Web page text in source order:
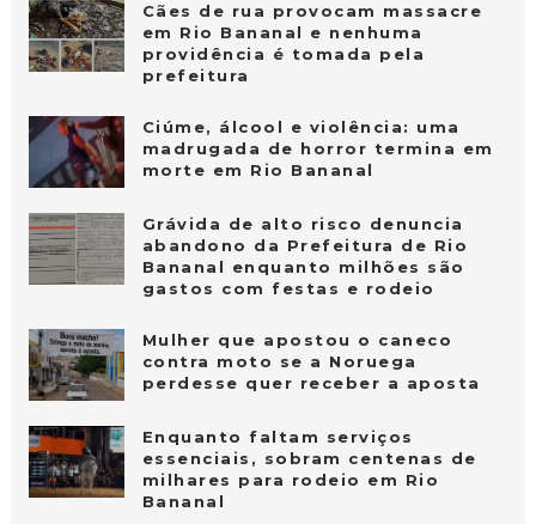
Cães de rua provocam massacre
em Rio Bananal e nenhuma
providência é tomada pela
prefeitura
Ciúme, álcool e violência: uma
madrugada de horror termina em
morte em Rio Bananal
Grávida de alto risco denuncia
abandono da Prefeitura de Rio
Bananal enquanto milhões são
gastos com festas e rodeio
Mulher que apostou o caneco
contra moto se a Noruega
perdesse quer receber a aposta
Enquanto faltam serviços
essenciais, sobram centenas de
milhares para rodeio em Rio
Bananal